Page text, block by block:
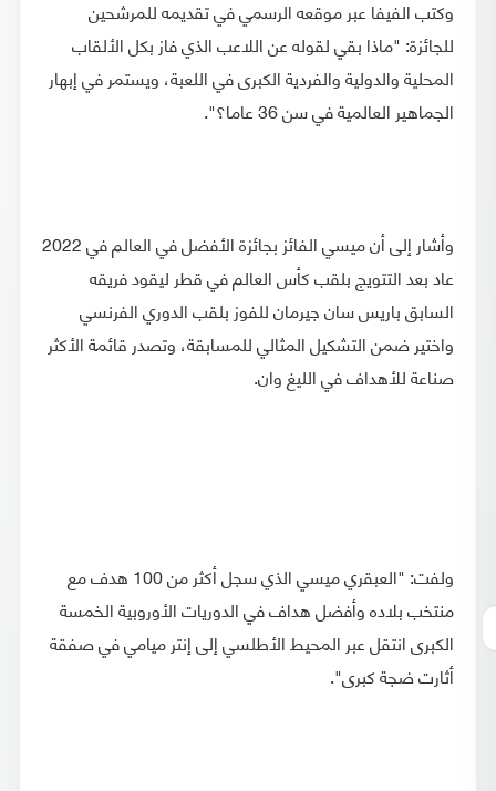
وكتب الفيفا عبر موقعه الرسمي في تقديمه للمرشحين
للجائزة: "ماذا بقي لقوله عن اللاعب الذي فاز بكل الألقاب
المحلية والدولية والفردية الكبرى في اللعبة، ويستمر في إبهار
الجماهير العالمية في سن 36 عاما؟".
وأشار إلى أن ميسي الفائز بجائزة الأفضل في العالم في 2022
عاد بعد التتويج بلقب كأس العالم في قطر ليقود فريقه
السابق باريس سان جيرمان للفوز بلقب الدوري الفرنسي
واختير ضمن التشكيل المثالي للمسابقة، وتصدر قائمة الأكثر
صناعة للأهداف في الليغ وان.
ولفت: "العبقري ميسي الذي سجل أكثر من 100 هدف مع
منتخب بلاده وأفضل هداف في الدوريات الأوروبية الخمسة
الكبرى انتقل عبر المحيط الأطلسي إلى إنتر ميامي في صفقة
أثارت ضجة كبرى".